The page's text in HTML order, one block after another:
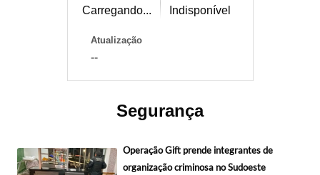
Carregando... Indisponível
Atualização
--
Segurança
Operação Gift prende integrantes de
organização criminosa no Sudoeste